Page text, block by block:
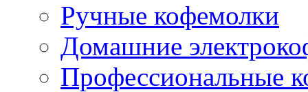
Ручные кофемолки
Домашние
Профессиональные